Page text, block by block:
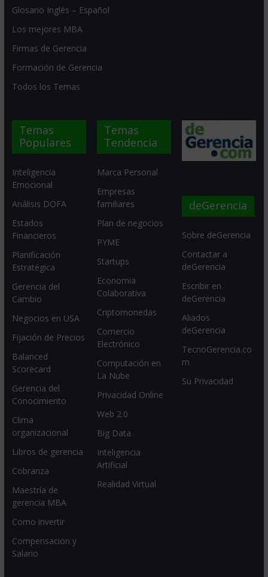
Glosario Inglés – Español
Los mejores MBA
Firmas de Gerencia
Formación de Gerencia
Todos los Temas
Temas
Populares
Inteligencia
Emocional
Análisis DOFA
Estados
Financieros
Planificación
Estratégica
Gerencia del
Cambio
Negocios en USA
Fijación de Precios
Balanced
Scorecard
Gerencia del
Conocimiento
Clima
organizacional
Libros de gerencia
Cobranza
Maestría de
gerencia MBA
Como invertir
Compensacion y
Salario
Temas
Tendencia
Marca Personal
Empresas
familiares
Plan de negocios
PYME
Startups
Economia
Colaborativa
Criptomonedas
Comercio
Electrónico
Computación en
La Nube
Privacidad Online
Web 2.0
Big Data
Inteligencia
Artificial
Realidad Virtual
deGerencia
Sobre deGerencia
Contactar a
deGerencia
Escribir en
deGerencia
Aliados
deGerencia
TecnoGerencia.co
m
Su Privacidad